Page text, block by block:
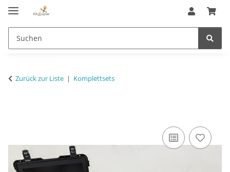
Zurück zur Liste Komplettsets